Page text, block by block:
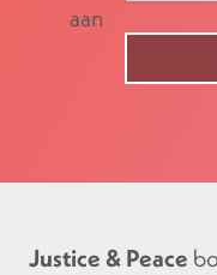
aan
Justice & Peace